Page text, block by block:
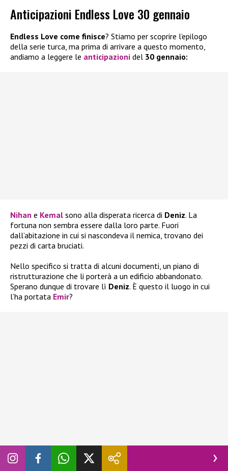
Anticipazioni Endless Love 30 gennaio
Endless Love come finisce? Stiamo per scoprire l’epilogo
della serie turca, ma prima di arrivare a questo momento,
andiamo a leggere le anticipazioni del 30 gennaio:
Nihan e Kemal sono alla disperata ricerca di Deniz. La
fortuna non sembra essere dalla loro parte. Fuori
dall’abitazione in cui si nascondeva il nemica, trovano dei
pezzi di carta bruciati.
Nello specifico si tratta di alcuni documenti, un piano di
ristrutturazione che li porterà a un edificio abbandonato.
Sperano dunque di trovare lì Deniz. È questo il luogo in cui
l’ha portata Emir?